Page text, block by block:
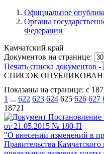
Официальное
Органы
Федерации
Камчатский край
Документов на странице:
Печать списка документов -
СПИСОК
Показаны на странице: с
1 ... 622 623 624 625 626 627
18721
Постановление
от 21.05.2015 № 180-П
"О внесении изменений в
Правительства